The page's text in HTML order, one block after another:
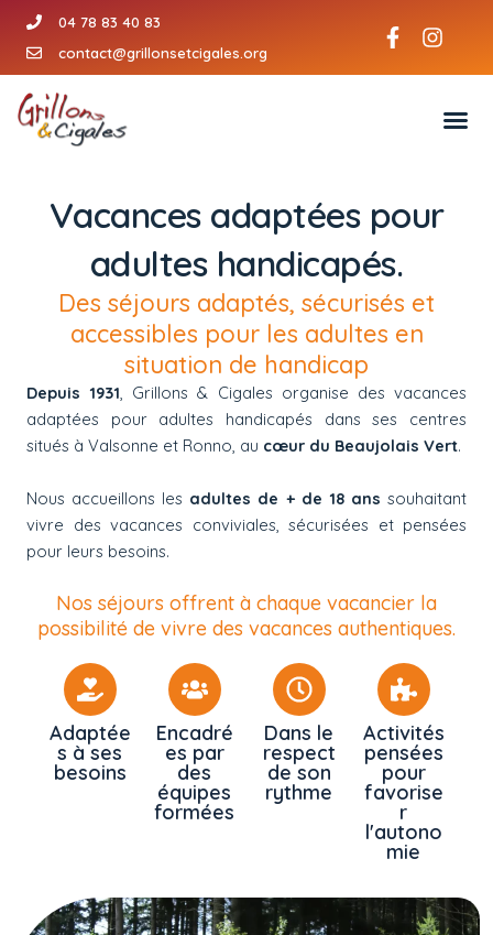
contenu
04 78 83 40 83
contact@grillonsetcigales.org
F
a
c
-
f
I
n
s
a
m
Vacances adaptées pour
adultes handicapés.
Des séjours adaptés, sécurisés et
accessibles pour les adultes en
situation de handicap
Depuis 1931, Grillons & Cigales organise des vacances
adaptées pour adultes handicapés dans ses centres
situés à Valsonne et Ronno, au cœur du Beaujolais Vert.
Nous accueillons les adultes de + de 18 ans souhaitant
vivre des vacances conviviales, sécurisées et pensées
pour leurs besoins.
Nos séjours offrent à chaque vacancier la
possibilité de vivre des vacances authentiques.
Adaptée
s à ses
besoins
Encadré
es par
des
équipes
formées
Dans le
respect
de son
rythme
Activités
pensées
pour
favorise
r
l'autono
mie